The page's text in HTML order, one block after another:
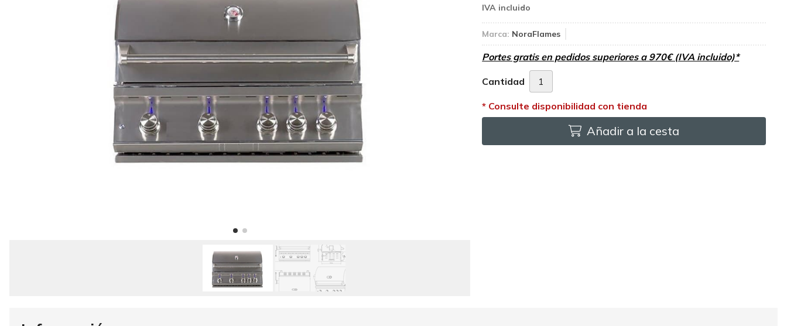
Marca: NoraFlames
Portes gratis en pedidos superiores a 970€ (IVA incluido)*
Cantidad
Añadir a la cesta